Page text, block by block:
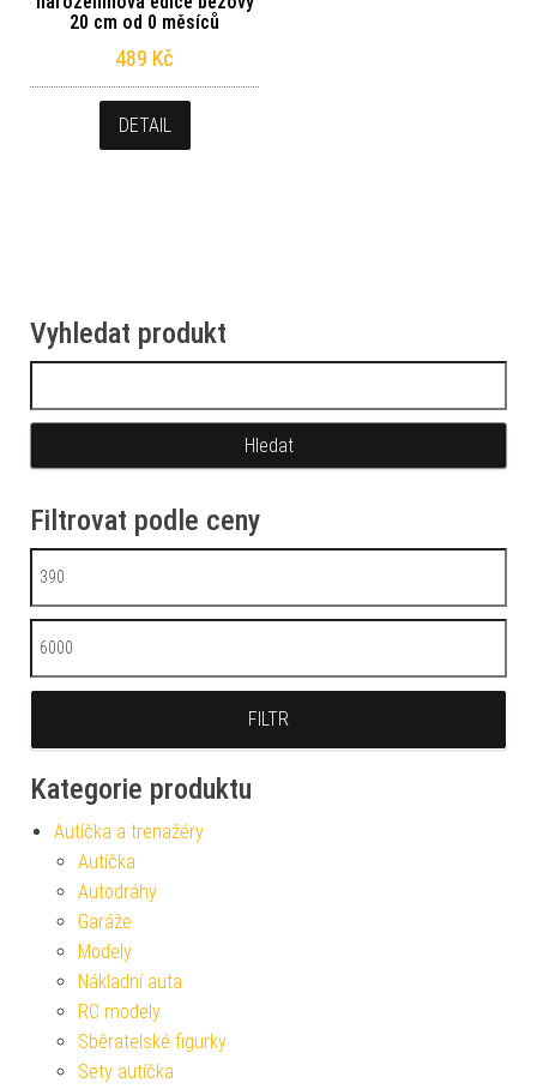
20 cm od 0 měsíců
489 Kč
DETAIL
Vyhledat produkt
Filtrovat podle ceny
Minimální cena
Maximální cena
FILTR
Kategorie produktu
Autíčka a trenažéry
Autíčka
Autodráhy
Garáže
Modely
Nákladní auta
RC modely
Sběratelské figurky
Sety autíčka